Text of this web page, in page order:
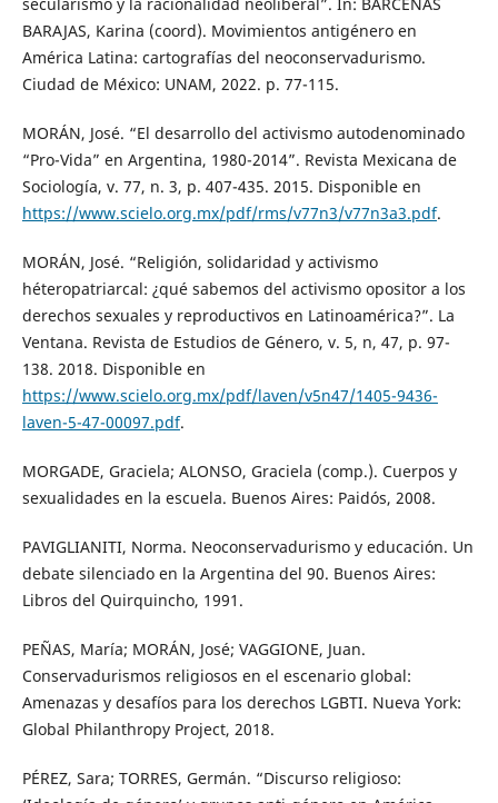
BARAJAS, Karina (coord). Movimientos antigénero en
América Latina: cartografías del neoconservadurismo.
Ciudad de México: UNAM, 2022. p. 77-115.
MORÁN, José. “El desarrollo del activismo autodenominado
“Pro-Vida” en Argentina, 1980-2014”. Revista Mexicana de
Sociología, v. 77, n. 3, p. 407-435. 2015. Disponible en
https://www.scielo.org.mx/pdf/rms/v77n3/v77n3a3.pdf.
MORÁN, José. “Religión, solidaridad y activismo
héteropatriarcal: ¿qué sabemos del activismo opositor a los
derechos sexuales y reproductivos en Latinoamérica?”. La
Ventana. Revista de Estudios de Género, v. 5, n, 47, p. 97-
138. 2018. Disponible en
https://www.scielo.org.mx/pdf/laven/v5n47/1405-9436-
laven-5-47-00097.pdf.
MORGADE, Graciela; ALONSO, Graciela (comp.). Cuerpos y
sexualidades en la escuela. Buenos Aires: Paidós, 2008.
PAVIGLIANITI, Norma. Neoconservadurismo y educación. Un
debate silenciado en la Argentina del 90. Buenos Aires:
Libros del Quirquincho, 1991.
PEÑAS, María; MORÁN, José; VAGGIONE, Juan.
Conservadurismos religiosos en el escenario global:
Amenazas y desafíos para los derechos LGBTI. Nueva York:
Global Philanthropy Project, 2018.
PÉREZ, Sara; TORRES, Germán. “Discurso religioso: